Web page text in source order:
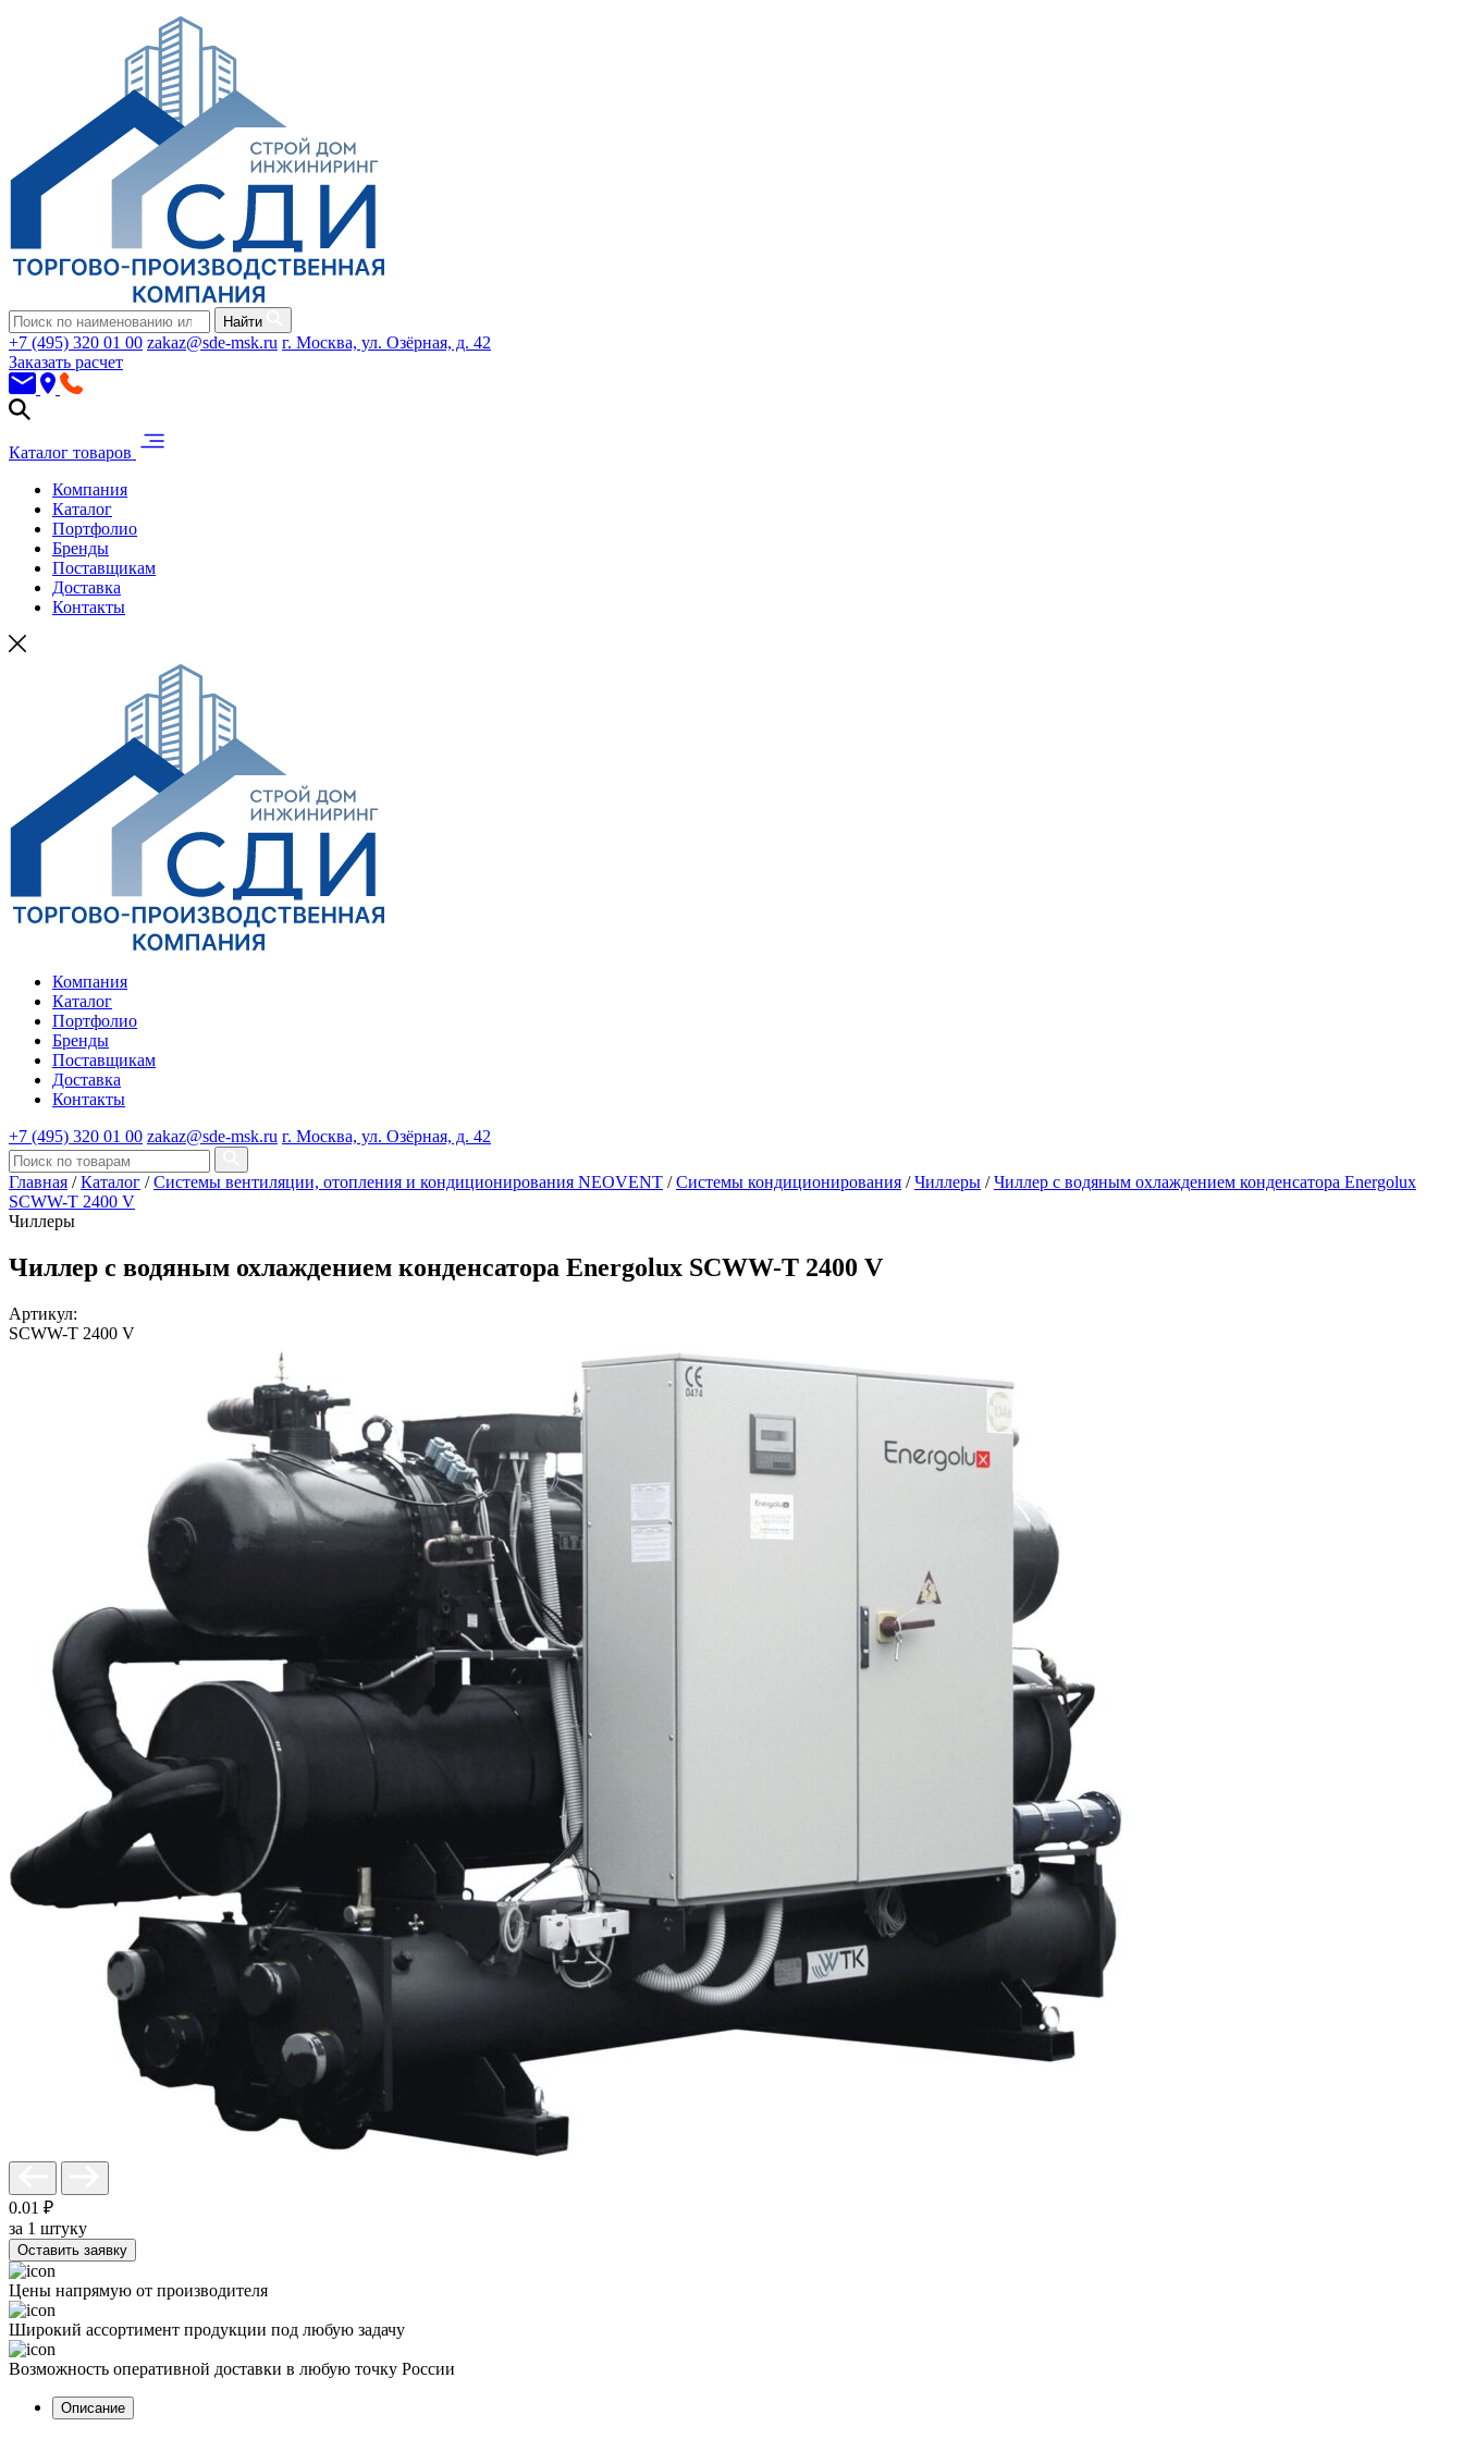
Найти
+7 (495) 320 01 00 zakaz@sde-msk.ru г. Москва, ул. Озёрная, д. 42
Заказать расчет
Каталог товаров
Компания
Каталог
Портфолио
Бренды
Поставщикам
Доставка
Контакты
Компания
Каталог
Портфолио
Бренды
Поставщикам
Доставка
Контакты
+7 (495) 320 01 00 zakaz@sde-msk.ru г. Москва, ул. Озёрная, д. 42
Главная / Каталог / Системы вентиляции, отопления и кондиционирования NEOVENT / Системы кондиционирования / Чиллеры / Чиллер с водяным охлаждением конденсатора Energolux
SCWW-T 2400 V
Чиллеры
Чиллер с водяным охлаждением конденсатора Energolux SCWW-T 2400 V
Артикул:
SCWW-T 2400 V
0.01 ₽
за 1 штуку
Оставить заявку
Цены напрямую от производителя
Широкий ассортимент продукции под любую задачу
Возможность оперативной доставки в любую точку России
Описание